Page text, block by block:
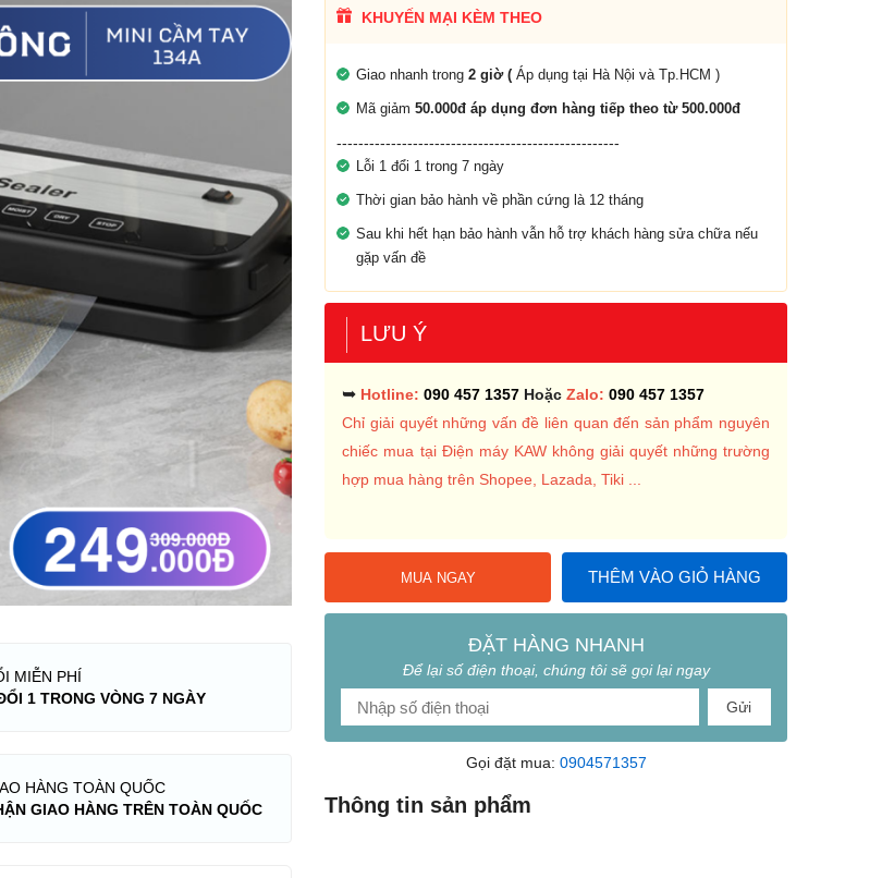
MIỄN PHÍ
1 TRONG VÒNG 7 NGÀY
HÀNG TOÀN QUỐC
GIAO HÀNG TRÊN TOÀN QUỐC
KHUYẾN MẠI KÈM THEO
Giao nhanh trong2 giờ (Áp dụng tại Hà Nội và Tp.HCM )
Mã giảm50.000đ áp dụng đơn hàng tiếp theo từ 500.000đ
----------------------------------------------------
Lỗi 1 đổi 1 trong 7 ngày
Thời gian bảo hành về phần cứng là 12 tháng
Sau khi hết hạn bảo hành vẫn hỗ trợ khách hàng sửa chữa nếu
gặp vấn đề
LƯU Ý
➥ Hotline:090 457 1357 HoặcZalo: 090 457 1357
Chỉ giải quyết những vấn đề liên quan đến sản phẩm nguyên
chiếc mua tại Điện máy KAW không giải quyết những trường
hợp mua hàng trên Shopee, Lazada, Tiki ...
MUA NGAY THÊM VÀO GIỎ HÀNG
ĐẶT HÀNG NHANH
Để lại số điện thoại, chúng tôi sẽ gọi lại ngay
Gửi
Gọi đặt mua: 0904571357
Thông tin sản phẩm